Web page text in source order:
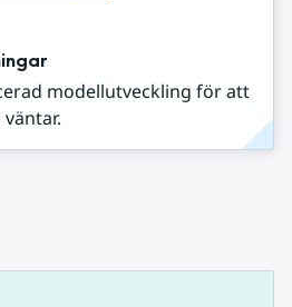
modellutveckling för att